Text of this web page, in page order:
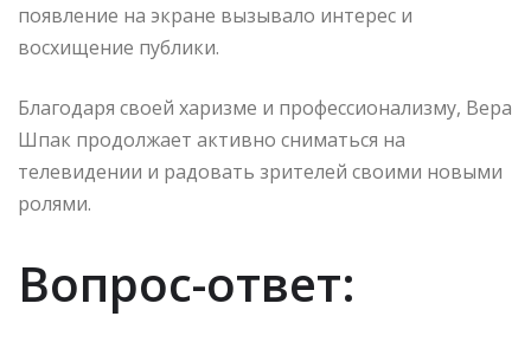
появление на экране вызывало интерес и
восхищение публики.
Благодаря своей харизме и профессионализму, Вера
Шпак продолжает активно сниматься на
телевидении и радовать зрителей своими новыми
ролями.
Вопрос-ответ: